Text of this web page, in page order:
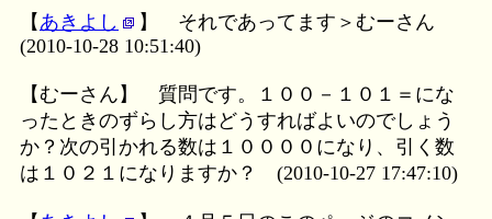
【 あきよし 】 それであってます＞むーさん
(2010-10-28 10:51:40)
【むーさん】 質問です。１００－１０１＝にな
ったときのずらし方はどうすればよいのでしょう
か？次の引かれる数は１００００になり、引く数
は１０２１になりますか？
(2010-10-27 17:47:10)